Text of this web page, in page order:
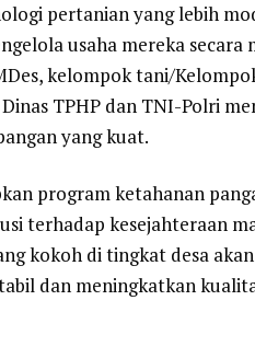
pertanian yang lebih
usaha mereka secara
kelompok tani/
TPHP dan TNI-Polri
yang kuat.
program ketahanan
terhadap kesejahteraan
kokoh di tingkat desa
dan meningkatkan